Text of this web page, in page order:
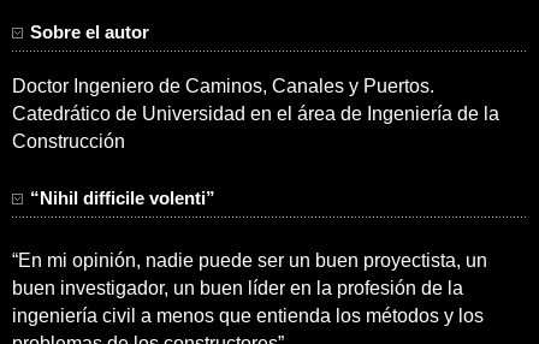
Sobre el autor
Doctor Ingeniero de Caminos, Canales y Puertos.
Catedrático de Universidad en el área de Ingeniería de la
Construcción
“Nihil difficile volenti”
“En mi opinión, nadie puede ser un buen proyectista, un
buen investigador, un buen líder en la profesión de la
ingeniería civil a menos que entienda los métodos y los